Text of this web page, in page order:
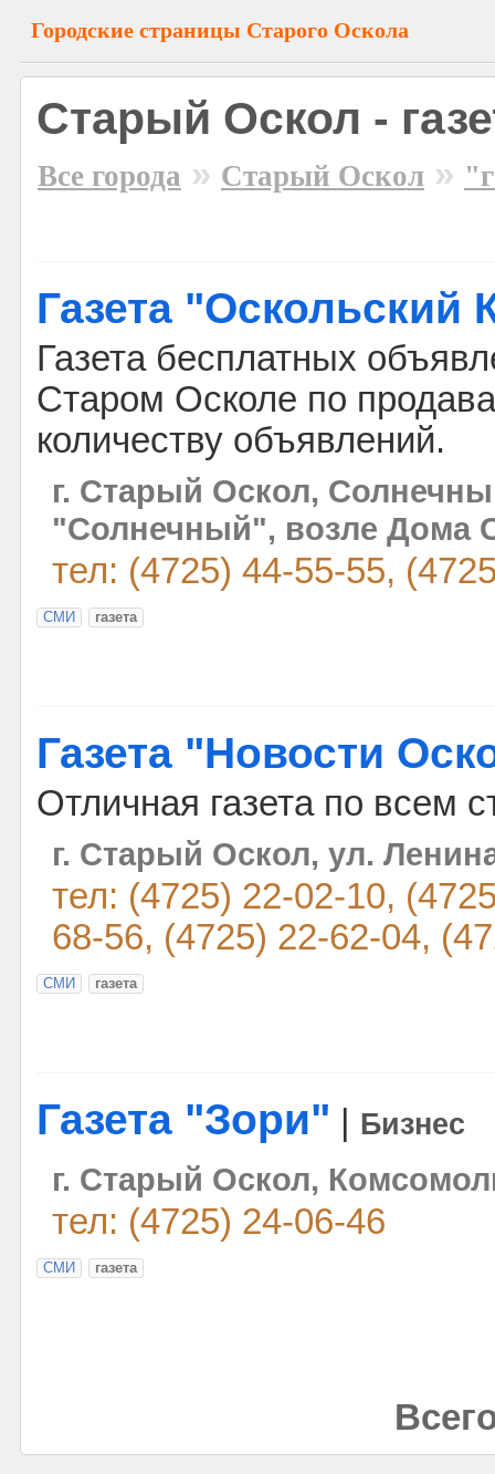
Городские страницы Старого Оскола
Старый Оскол -
Все города » Старый Оскол »
Газета "Оскольский
Газета бесплатных
Старом Осколе по
количеству объявлений.
г. Старый Оскол,
"Солнечный", возле Дома
тел: (4725) 44-55-55,
СМИ газета
Газета "Новости
Отличная газета по всем
г. Старый Оскол, ул.
тел: (4725) 22-02-10,
68-56, (4725) 22-62-04,
СМИ газета
Газета "Зори" Бизнес
г. Старый Оскол,
тел: (4725) 24-06-46
СМИ газета